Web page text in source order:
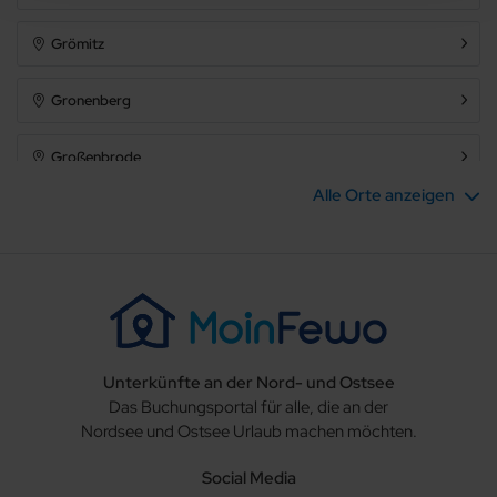
4
Badezimmer
beliebig
Grömitz
Gronenberg
Großenbrode
Heringsdorf (Ostholstein)
Kabelhorst
Kasseedorf
Alle Orte anzeigen
Unterkünfte an der Nord- und Ostsee
Das Buchungsportal für alle, die an der
Nordsee und Ostsee Urlaub machen möchten.
Social Media